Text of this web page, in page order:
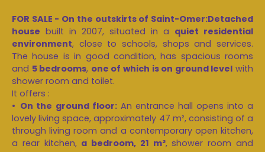
FOR SALE - On the outskirts of Saint-Omer:Detached
house built in 2007, situated in a quiet residential
environment, close to schools, shops and services.
The house is in good condition, has spacious rooms
and 5 bedrooms, one of which is on ground level with
shower room and toilet.
It offers :
On the ground floor:An entrance hall opens into a
lovely living space, approximately 47 m², consisting of a
through living room and a contemporary open kitchen,
a rear kitchen, a bedroom, 21 m², shower room and